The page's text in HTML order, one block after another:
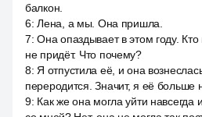
балкон.
6:Лена, а мы. Она пришла.
7:Она опаздывает в этом году.
не придёт. Что почему?
8: Я отпустила её, и она
переродится. Значит, я её больше
9: Как же она могла уйти